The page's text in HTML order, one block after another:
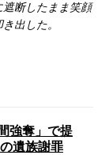
断したまま笑顔
出した。
強奪」で提
遺族謝罪